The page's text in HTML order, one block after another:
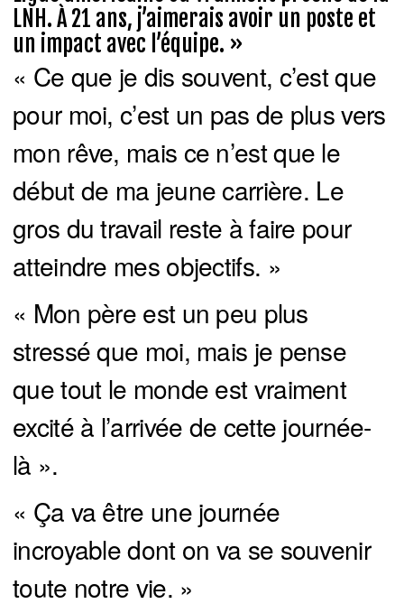
LNH. À 21 ans, j’aimerais avoir un poste et
un impact avec l’équipe. »
« Ce que je dis souvent, c’est que
pour moi, c’est un pas de plus vers
mon rêve, mais ce n’est que le
début de ma jeune carrière. Le
gros du travail reste à faire pour
atteindre mes objectifs. »
« Mon père est un peu plus
stressé que moi, mais je pense
que tout le monde est vraiment
excité à l’arrivée de cette journée-
là ».
« Ça va être une journée
incroyable dont on va se souvenir
toute notre vie. »